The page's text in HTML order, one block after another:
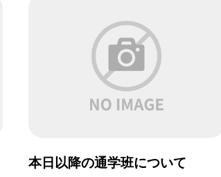
本日以降の通学班について